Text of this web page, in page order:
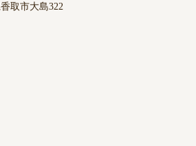
取市大島322